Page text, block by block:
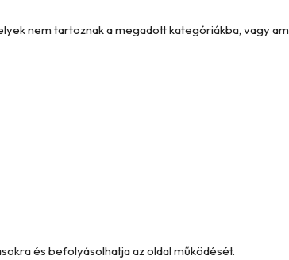
nem tartoznak a megadott kategóriákba, vagy
és befolyásolhatja az oldal működését.